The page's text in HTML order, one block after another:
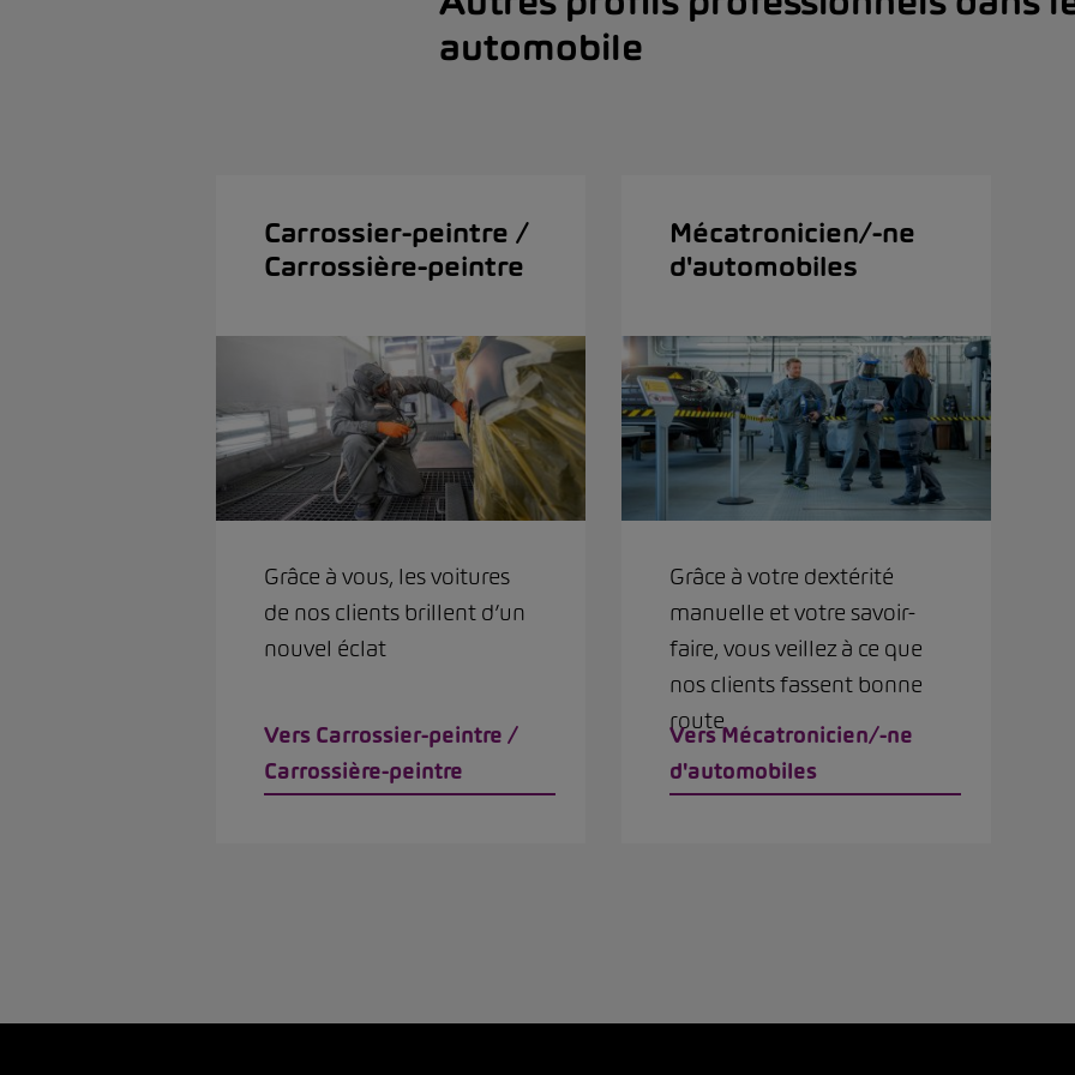
automobile
Carrossier-peintre /
Carrossière-peintre
Grâce à vous, les voitures
de nos clients brillent d’un
nouvel éclat
Vers Carrossier-peintre /
Carrossière-peintre
Mécatronicien/-ne
d'automobiles
Grâce à votre dextérité
manuelle et votre savoir-
faire, vous veillez à ce que
nos clients fassent bonne
route
Vers Mécatronicien/-ne
d'automobiles